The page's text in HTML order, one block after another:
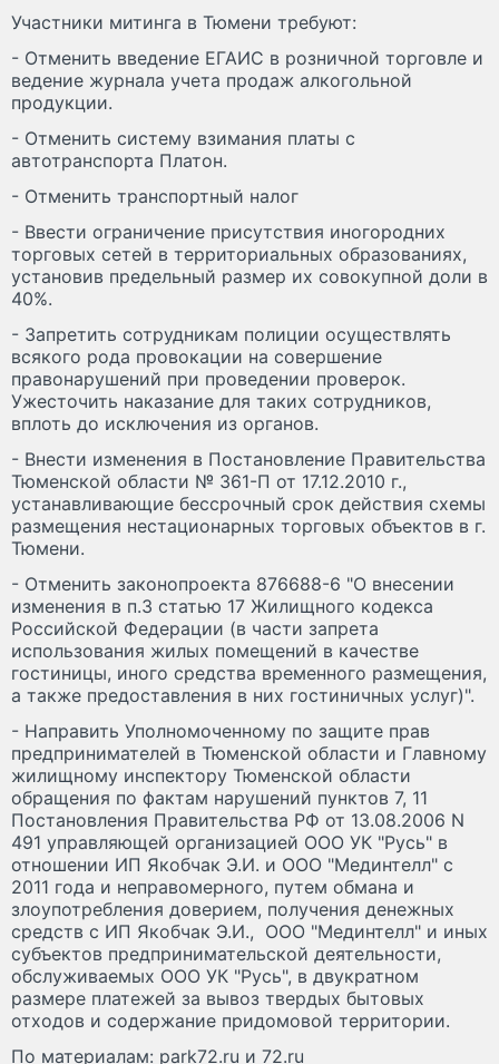
Участники митинга в Тюмени требуют:
- Отменить введение ЕГАИС в розничной торговле и
ведение журнала учета продаж алкогольной
продукции.
- Отменить систему взимания платы с
автотранспорта Платон.
- Отменить транспортный налог
- Ввести ограничение присутствия иногородних
торговых сетей в территориальных образованиях,
установив предельный размер их совокупной доли в
40%.
- Запретить сотрудникам полиции осуществлять
всякого рода провокации на совершение
правонарушений при проведении проверок.
Ужесточить наказание для таких сотрудников,
вплоть до исключения из органов.
- Внести изменения в Постановление Правительства
Тюменской области № 361-П от 17.12.2010 г.,
устанавливающие бессрочный срок действия схемы
размещения нестационарных торговых объектов в г.
Тюмени.
- Отменить законопроекта 876688-6 "О внесении
изменения в п.3 статью 17 Жилищного кодекса
Российской Федерации (в части запрета
использования жилых помещений в качестве
гостиницы, иного средства временного размещения,
а также предоставления в них гостиничных услуг)".
- Направить Уполномоченному по защите прав
предпринимателей в Тюменской области и Главному
жилищному инспектору Тюменской области
обращения по фактам нарушений пунктов 7, 11
Постановления Правительства РФ от 13.08.2006 N
491 управляющей организацией ООО УК "Русь" в
отношении ИП Якобчак Э.И. и ООО "Мединтелл" с
2011 года и неправомерного, путем обмана и
злоупотребления доверием, получения денежных
средств с ИП Якобчак Э.И., ООО "Мединтелл" и иных
субъектов предпринимательской деятельности,
обслуживаемых ООО УК "Русь", в двукратном
размере платежей за вывоз твердых бытовых
отходов и содержание придомовой территории.
По материалам: park72.ru и 72.ru